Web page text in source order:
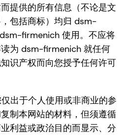
提供的所有信息（不论是文
包括商标）均归 dsm-
firmenich 使用。不应将
为 dsm-firmenich 就任何
识产权而向您授予任何许可
出于个人使用或非商业的参
制本网站的材料，但须遵循
利益或政治目的而显示、分